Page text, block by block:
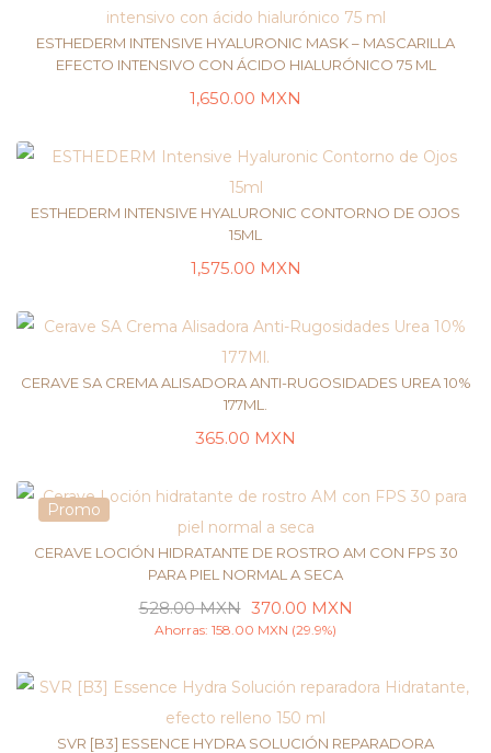
ESTHEDERM INTENSIVE HYALURONIC MASK – MASCARILLA
EFECTO INTENSIVO CON ÁCIDO HIALURÓNICO 75 ML
1,650.00 MXN
ESTHEDERM INTENSIVE HYALURONIC CONTORNO DE OJOS
15ML
1,575.00 MXN
CERAVE SA CREMA ALISADORA ANTI-RUGOSIDADES UREA 10%
177ML.
365.00 MXN
Promo
AÑADIR AL CARRITO
CERAVE LOCIÓN HIDRATANTE DE ROSTRO AM CON FPS 30
PARA PIEL NORMAL A SECA
528.00MXN 370.00 MXN
Ahorras: 158.00 MXN (29.9%)
SVR [B3] ESSENCE HYDRA SOLUCIÓN REPARADORA